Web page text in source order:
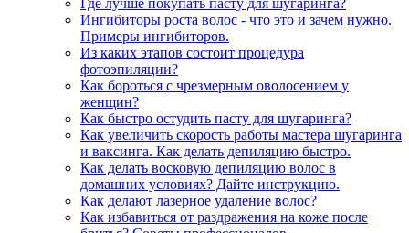
Где лучше покупать пасту для шугаринга?
Ингибиторы роста волос - что это и зачем нужно.
Примеры ингибиторов.
Из каких этапов состоит процедура
фотоэпиляции?
Как бороться с чрезмерным оволосением у
женщин?
Как быстро остудить пасту для шугаринга?
Как увеличить скорость работы мастера шугаринга
и ваксинга. Как делать депиляцию быстро.
Как делать восковую депиляцию волос в
домашних условиях? Дайте инструкцию.
Как делают лазерное удаление волос?
Как избавиться от раздражения на коже после